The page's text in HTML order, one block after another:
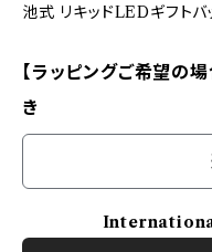
池式 リキッドLEDギフトバ
【ラッピングご希望の
き